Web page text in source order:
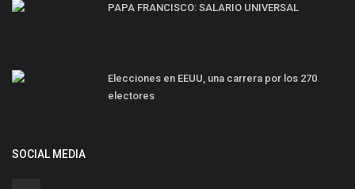
PAPA FRANCISCO: SALARIO UNIVERSAL
Elecciones en EEUU, una carrera por los 270
electores
SOCIAL MEDIA